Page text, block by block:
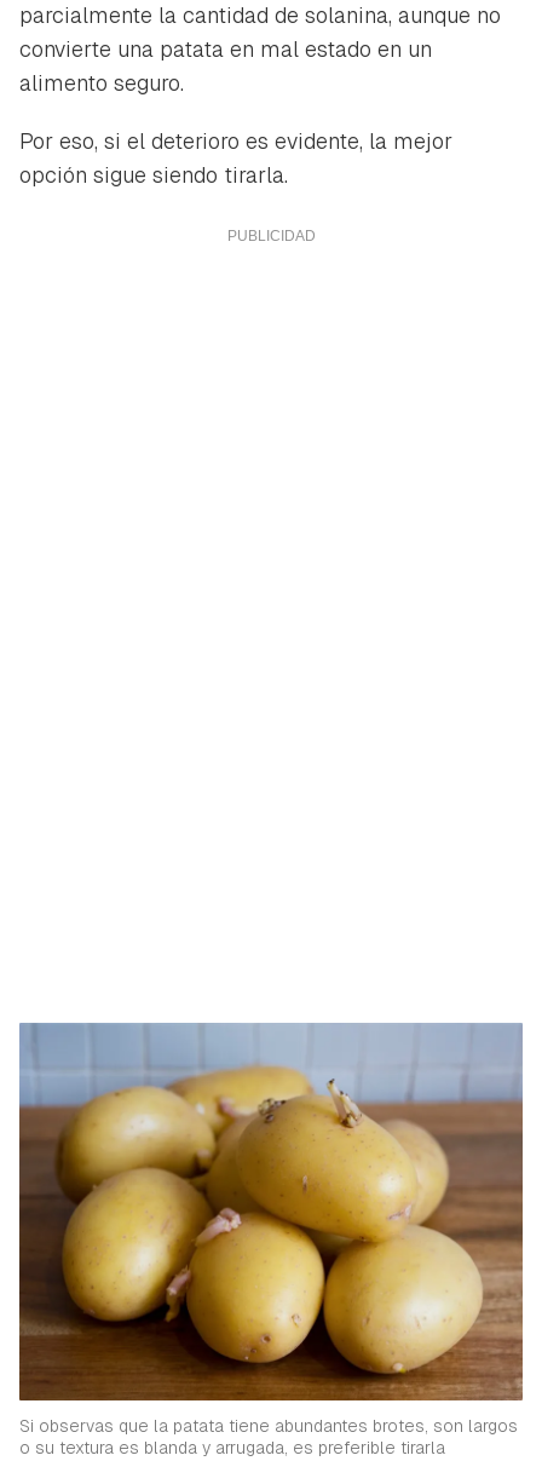
parcialmente la cantidad de solanina, aunque no
convierte una patata en mal estado en un
alimento seguro.
Por eso, si el deterioro es evidente, la mejor
opción sigue siendo tirarla.
Si observas que la patata tiene abundantes brotes, son largos
o su textura es blanda y arrugada, es preferible tirarla